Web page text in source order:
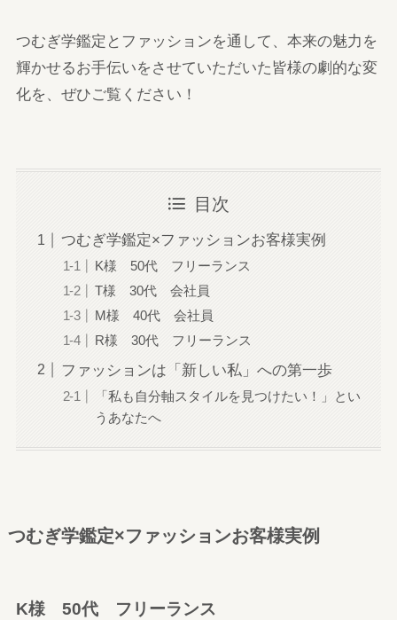
つむぎ学鑑定とファッションを通して、本来の魅力を
輝かせるお手伝いをさせていただいた皆様の劇的な変
化を、ぜひご覧ください！
目次
つむぎ学鑑定×ファッションお客様実例
K様 50代 フリーランス
T様 30代 会社員
M様 40代 会社員
R様 30代 フリーランス
ファッションは「新しい私」への第一歩
「私も自分軸スタイルを見つけたい！」とい
うあなたへ
つむぎ学鑑定×ファッションお客様実例
K様 50代 フリーランス